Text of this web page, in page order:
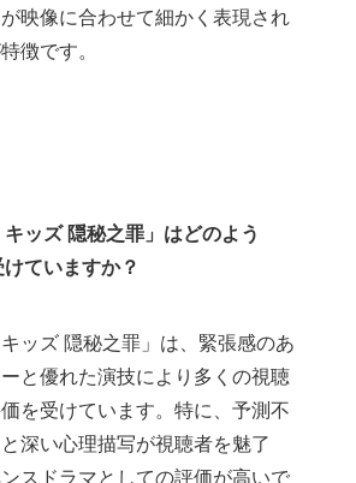
映像に合わせて細かく表現され
徴です。
キッズ 隠秘之罪」はどのよう
ていますか？
キッズ 隠秘之罪」は、緊張感のあ
と優れた演技により多くの視聴
を受けています。特に、予測不
深い心理描写が視聴者を魅了
スドラマとしての評価が高いで